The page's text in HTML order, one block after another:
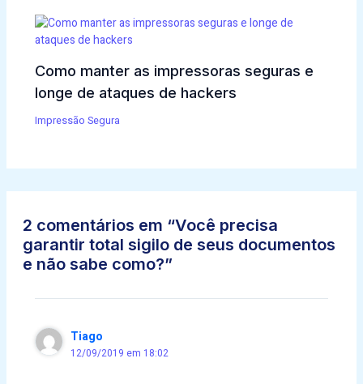
Como manter as impressoras seguras e
longe de ataques de hackers
Impressão Segura
2 comentários em “Você precisa
garantir total sigilo de seus documentos
e não sabe como?”
Tiago
12/09/2019 em 18:02